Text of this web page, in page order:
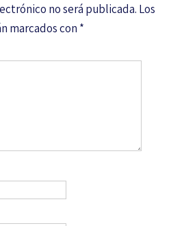
no será publicada. Los
marcados con *